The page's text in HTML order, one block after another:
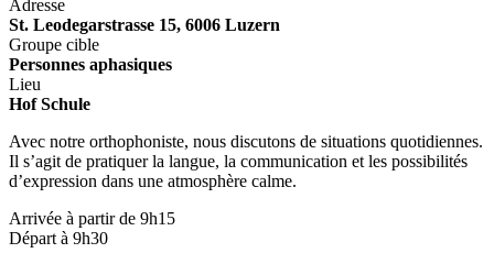
Adresse
St. Leodegarstrasse 15, 6006 Luzern
Groupe cible
Personnes aphasiques
Lieu
Hof Schule
Avec notre orthophoniste, nous discutons de situations quotidiennes.
Il s’agit de pratiquer la langue, la communication et les possibilités
d’expression dans une atmosphère calme.
Arrivée à partir de 9h15
Départ à 9h30